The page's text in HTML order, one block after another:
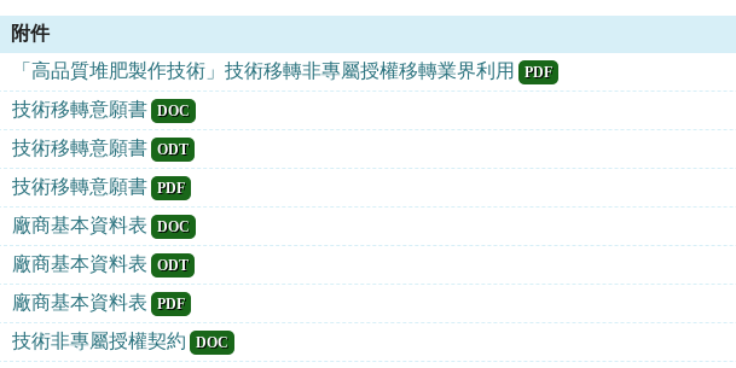
附件
「高品質堆肥製作技術」技術移轉非專屬授權移轉業界利用
PDF
技術移轉意願書 DOC
技術移轉意願書 ODT
技術移轉意願書 PDF
廠商基本資料表 DOC
廠商基本資料表 ODT
廠商基本資料表 PDF
技術非專屬授權契約 DOC